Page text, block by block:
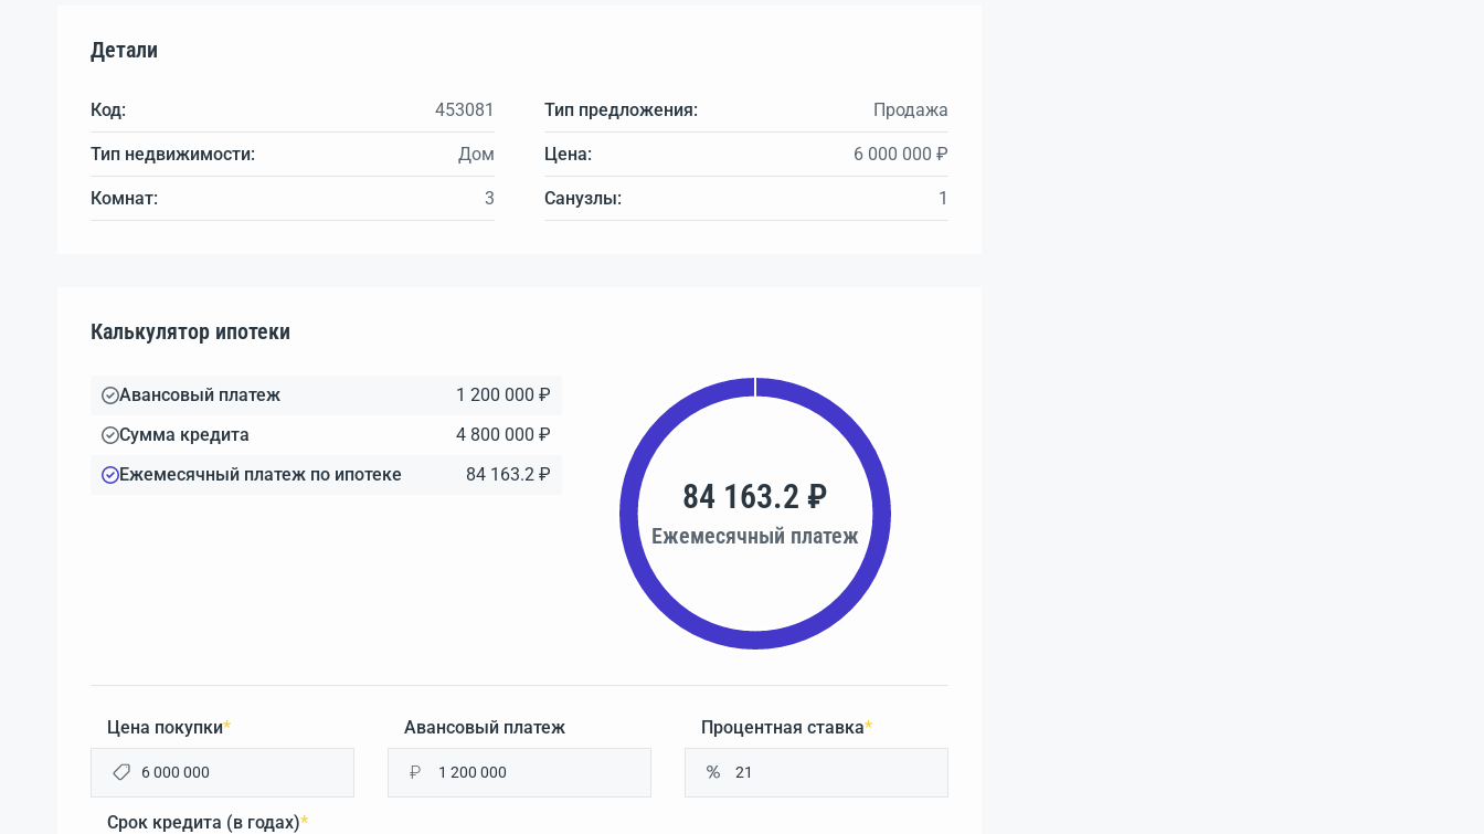
Детали
Код: 453081 Тип предложения: Продажа
Тип недвижимости: Дом Цена: 6 000 000 ₽
Комнат: 3 Санузлы: 1
Калькулятор ипотеки
Авансовый платеж
1 200 000 ₽
Сумма кредита
4 800 000 ₽
Ежемесячный платеж по ипотеке
84 163.2 ₽
84 163.2 ₽
Ежемесячный платеж
Цена покупки* Авансовый платеж
₽
Процентная ставка*
Срок кредита (в годах)*